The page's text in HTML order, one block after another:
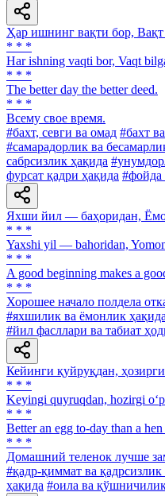
Ҳар ишнинг вақти бор,
* * *
Har ishning vaqti bor, Vaqt
* * *
The better day the better deed.
* * *
Всему свое время.
#бахт, севги ва омад #бахт
#самарадорлик ва
сабрсизлик ҳақида
фурсат қадри ҳақида #фойда
Яхши йил — баҳоридан,
* * *
Yaxshi yil — bahoridan,
* * *
A good beginning makes a
* * *
Хорошее начало полдела
#яхшилик ва ёмонлик ҳақида
#йил фасллари ва табиат
Кейинги қуйруқдан,
* * *
Keyingi quyruqdan, hozirgi
* * *
Better an egg to-day than a
* * *
Домашний теленок лучше
#қадр-қиммат ва қадрсизлик
ҳақида #оила ва